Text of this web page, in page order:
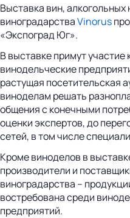
Выставка вин,
виноградарстваVinorus
«Экспоград Юг».
В выставке примут участие
винодельческие
растущая посетительская
виноделам решать
общения с конечными
оценки экспертов, до
сетей, в том числе
Кроме виноделов в
производители и
виноградарства –
востребована среди
предприятий.